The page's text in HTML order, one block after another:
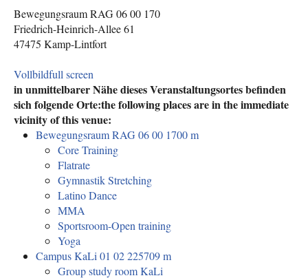
Bewegungsraum RAG 06 00 170
Friedrich-Heinrich-Allee 61
47475 Kamp-Lintfort
Vollbildfull screen
in unmittelbarer Nähe dieses Veranstaltungsortes befinden
sich folgende Orte:the following places are in the immediate
vicinity of this venue:
Bewegungsraum RAG 06 00 1700 m
Core Training
Flatrate
Gymnastik Stretching
Latino Dance
MMA
Sportsroom-Open training
Yoga
Campus KaLi 01 02 225709 m
Group study room KaLi